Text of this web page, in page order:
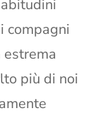
compagni
più di noi